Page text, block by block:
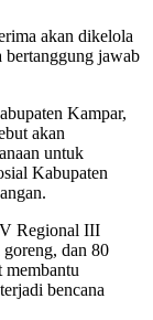
akan dikelola
bertanggung jawab
Kampar,
akan
untuk
Kabupaten
Regional III
dan 80
membantu
bencana